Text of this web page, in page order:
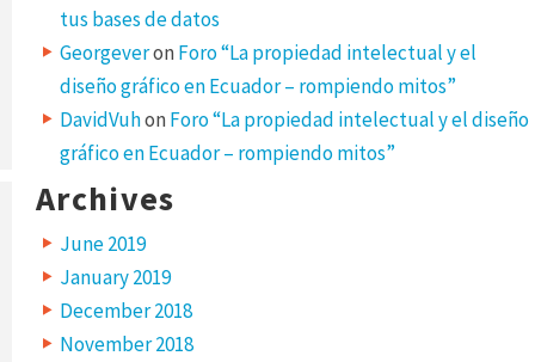
tus bases de datos
Georgeveron Foro “La propiedad intelectual y el
diseño gráfico en Ecuador – rompiendo mitos”
DavidVuhon Foro “La propiedad intelectual y el diseño
gráfico en Ecuador – rompiendo mitos”
Archives
June 2019
January 2019
December 2018
November 2018